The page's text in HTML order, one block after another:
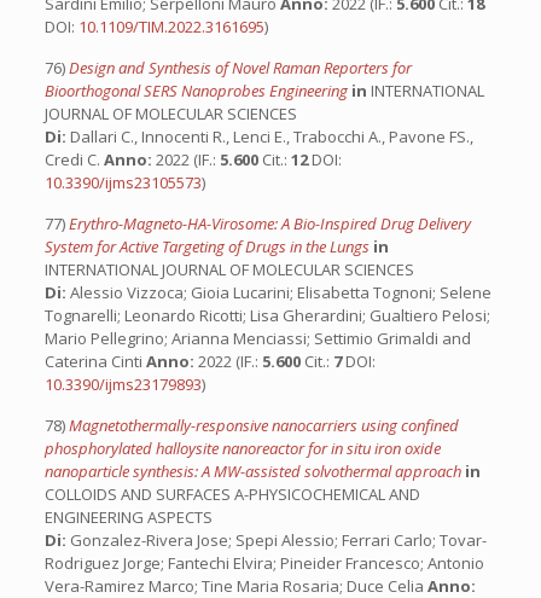
DOI: 10.1109/TIM.2022.3161695)
76)Design and Synthesis of Novel Raman Reporters for
Bioorthogonal SERS Nanoprobes Engineering in INTERNATIONAL
JOURNAL OF MOLECULAR SCIENCES
Di: Dallari C., Innocenti R., Lenci E., Trabocchi A., Pavone FS.,
Credi C. Anno: 2022 (IF.: 5.600 Cit.: 12DOI:
10.3390/ijms23105573)
77)Erythro-Magneto-HA-Virosome: A Bio-Inspired Drug Delivery
System for Active Targeting of Drugs in the Lungs in
INTERNATIONAL JOURNAL OF MOLECULAR SCIENCES
Di: Alessio Vizzoca; Gioia Lucarini; Elisabetta Tognoni; Selene
Tognarelli; Leonardo Ricotti; Lisa Gherardini; Gualtiero Pelosi;
Mario Pellegrino; Arianna Menciassi; Settimio Grimaldi and
Caterina Cinti Anno: 2022 (IF.: 5.600 Cit.: 7DOI:
10.3390/ijms23179893)
78)Magnetothermally-responsive nanocarriers using confined
phosphorylated halloysite nanoreactor for in situ iron oxide
nanoparticle synthesis: A MW-assisted solvothermal approach in
COLLOIDS AND SURFACES A-PHYSICOCHEMICAL AND
ENGINEERING ASPECTS
Di: Gonzalez-Rivera Jose; Spepi Alessio; Ferrari Carlo; Tovar-
Rodriguez Jorge; Fantechi Elvira; Pineider Francesco; Antonio
Vera-Ramirez Marco; Tine Maria Rosaria; Duce Celia Anno: